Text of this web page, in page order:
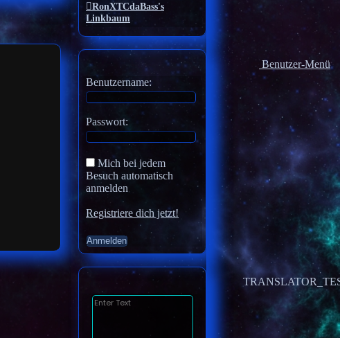
RonXTCdaBass's
Linkbaum
Benutzer-Menü
Benutzername:
Passwort:
Mich bei jedem
Besuch automatisch
anmelden
Registriere dich jetzt!